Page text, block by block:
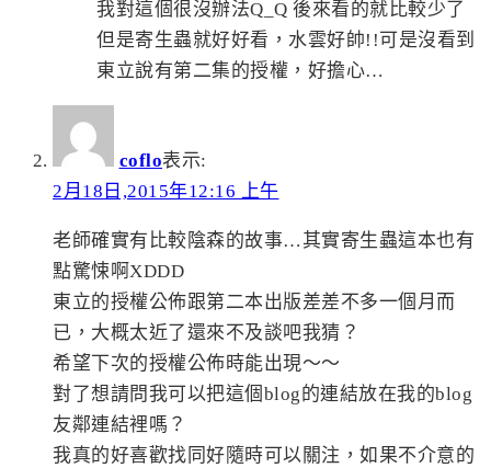
我對這個很沒辦法Q_Q 後來看的就比較少了
但是寄生蟲就好好看，水雲好帥!!可是沒看到
東立說有第二集的授權，好擔心…
coflo表示:
2月18日,2015年12:16 上午
老師確實有比較陰森的故事…其實寄生蟲這本也有
點驚悚啊XDDD
東立的授權公佈跟第二本出版差差不多一個月而
已，大概太近了還來不及談吧我猜？
希望下次的授權公佈時能出現～～
對了想請問我可以把這個blog的連結放在我的blog
友鄰連結裡嗎？
我真的好喜歡找同好隨時可以關注，如果不介意的